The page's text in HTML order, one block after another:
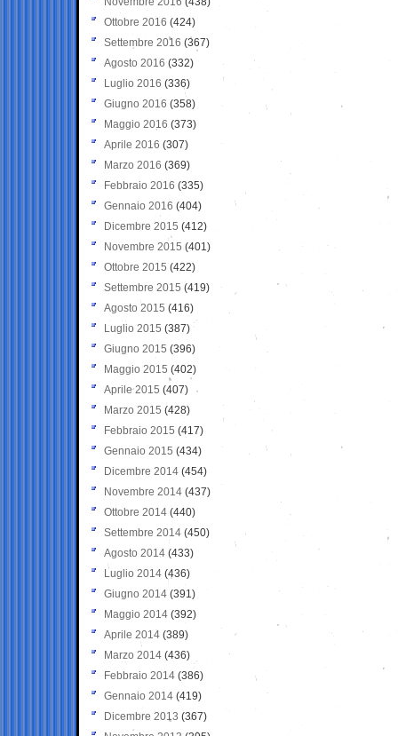
Ottobre 2016 (424)
Settembre 2016 (367)
Agosto 2016 (332)
Luglio 2016 (336)
Giugno 2016 (358)
Maggio 2016 (373)
Aprile 2016 (307)
Marzo 2016 (369)
Febbraio 2016 (335)
Gennaio 2016 (404)
Dicembre 2015 (412)
Novembre 2015 (401)
Ottobre 2015 (422)
Settembre 2015 (419)
Agosto 2015 (416)
Luglio 2015 (387)
Giugno 2015 (396)
Maggio 2015 (402)
Aprile 2015 (407)
Marzo 2015 (428)
Febbraio 2015 (417)
Gennaio 2015 (434)
Dicembre 2014 (454)
Novembre 2014 (437)
Ottobre 2014 (440)
Settembre 2014 (450)
Agosto 2014 (433)
Luglio 2014 (436)
Giugno 2014 (391)
Maggio 2014 (392)
Aprile 2014 (389)
Marzo 2014 (436)
Febbraio 2014 (386)
Gennaio 2014 (419)
Dicembre 2013 (367)